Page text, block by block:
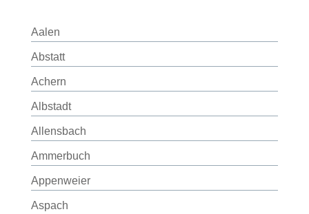
Aalen
Abstatt
Achern
Albstadt
Allensbach
Ammerbuch
Appenweier
Aspach